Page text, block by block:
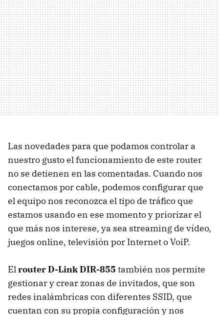
Las novedades para que podamos controlar a
nuestro gusto el funcionamiento de este router
no se detienen en las comentadas. Cuando nos
conectamos por cable, podemos configurar que
el equipo nos reconozca el tipo de tráfico que
estamos usando en ese momento y priorizar el
que más nos interese, ya sea streaming de vídeo,
juegos online, televisión por Internet o VoiP.
Elrouter D-Link DIR-855 también nos permite
gestionar y crear zonas de invitados, que son
redes inalámbricas con diferentes SSID, que
cuentan con su propia configuración y nos